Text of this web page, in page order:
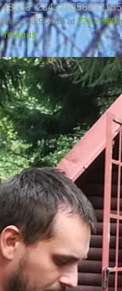
16.9.2018at720 × 960